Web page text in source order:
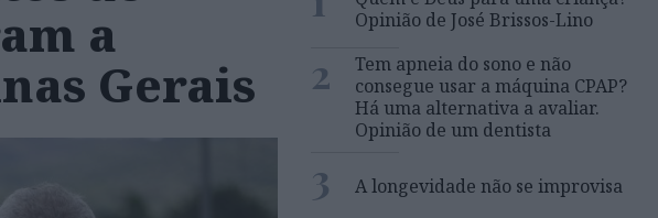
a
Gerais
Opinião de José Brissos-Lino
2
Tem apneia do sono e não
consegue usar a máquina CPAP?
Há uma alternativa a avaliar.
Opinião de um dentista
3 A longevidade não se improvisa